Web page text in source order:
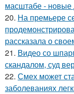
масштабе - новые
20. На премьере
рассказала о
21. Видео со
скандалом, суд
22. Смех может
заболеваниях